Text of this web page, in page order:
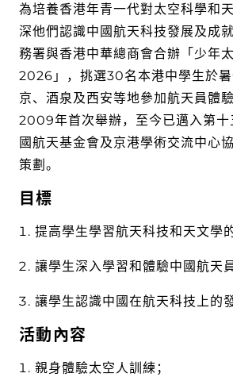
為培養香港年青一代對太空科學和
深他們認識中國航天科技發展及成
務署與香港中華總商會合辦「少年
2026」，挑選30名本港中學生於
京、酒泉及西安等地參加航天員體
2009年首次舉辦，至今已邁入第十
國航天基金會及京港學術交流中心
策劃。
目標
提高學生學習航天科技和天文學
讓學生深入學習和體驗中國航天
讓學生認識中國在航天科技上的
活動內容
親身體驗太空人訓練；